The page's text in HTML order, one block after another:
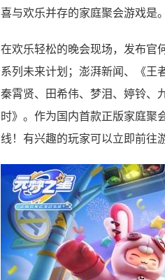
喜与欢乐并存的家庭聚会游戏是。
在欢乐轻松的晚会现场，发布官
系列未来计划；澎湃新闻、《王
秦霄贤、田希伟、梦泪、婷铃、
时》。作为国内首款正版家庭聚
线！有兴趣的玩家可以立即前往